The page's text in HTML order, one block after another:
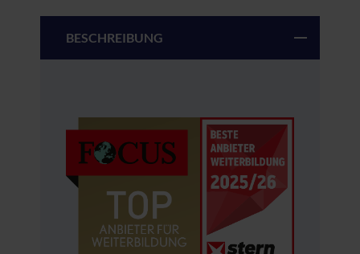
BESCHREIBUNG